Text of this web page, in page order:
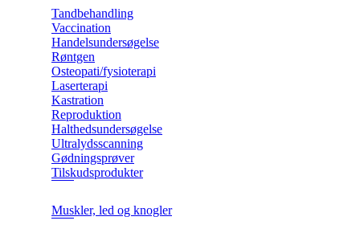
Tandbehandling
Vaccination
Handelsundersøgelse
Røntgen
Osteopati/fysioterapi
Laserterapi
Kastration
Reproduktion
Halthedsundersøgelse
Ultralydsscanning
Gødningsprøver
Tilskudsprodukter
Muskler, led og knogler